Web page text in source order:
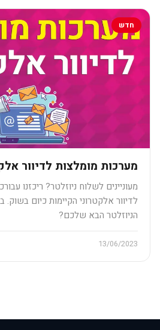
חדש
מערכות מומלצות לדיוור
מעוניינים לשלוח ניוזלטר? ריכזנו
לדיוור אלקטרוני הקיימות כיום
הניוזלטר הבא שלכם?
13/06/2023